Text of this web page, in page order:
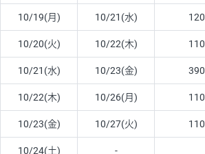
10/19(月) 10/21(水) 120
10/20(火) 10/22(木) 110
10/21(水) 10/23(金) 390
10/22(木) 10/26(月) 110
10/23(金) 10/27(火) 110
10/24(土) -